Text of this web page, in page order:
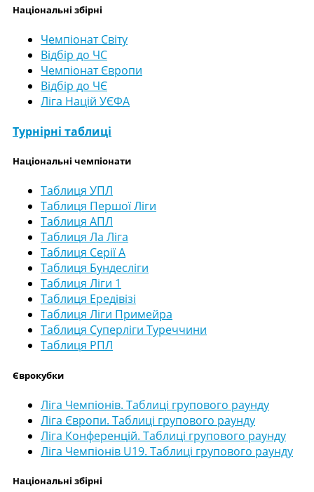
Національні збірні
Чемпіонат Світу
Відбір до ЧС
Чемпіонат Європи
Відбір до ЧЄ
Ліга Націй УЄФА
Турнірні таблиці
Національні чемпіонати
Таблиця УПЛ
Таблиця Першої Ліги
Таблиця АПЛ
Таблиця Ла Ліга
Таблиця Серії А
Таблиця Бундесліги
Таблиця Ліги 1
Таблиця Ередівізі
Таблиця Ліги Примейра
Таблиця Суперліги Туреччини
Таблиця РПЛ
Єврокубки
Ліга Чемпіонів. Таблиці групового раунду
Ліга Європи. Таблиці групового раунду
Ліга Конференцій. Таблиці групового раунду
Ліга Чемпіонів U19. Таблиці групового раунду
Національні збірні